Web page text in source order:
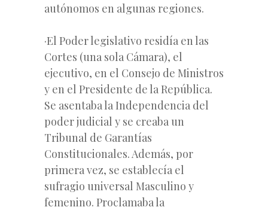
autónomos en algunas regiones.
·El Poder legislativo residía en las
Cortes (una sola Cámara), el
ejecutivo, en el Consejo de Ministros
y en el Presidente de la República.
Se asentaba la Independencia del
poder judicial y se creaba un
Tribunal de Garantías
Constitucionales. Además, por
primera vez, se establecía el
sufragio universal Masculino y
femenino. Proclamaba la